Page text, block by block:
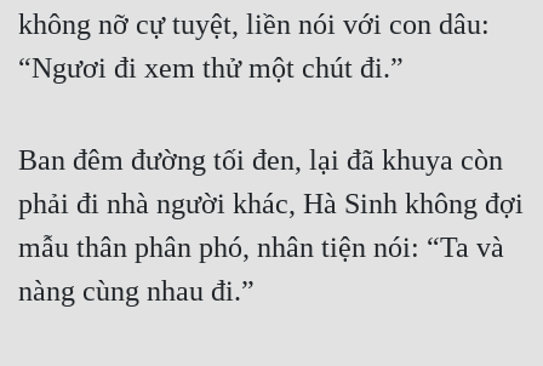
không nỡ cự tuyệt, liền nói với con dâu:
“Ngươi đi xem thử một chút đi.”
Ban đêm đường tối đen, lại đã khuya còn
phải đi nhà người khác, Hà Sinh không đợi
mẫu thân phân phó, nhân tiện nói: “Ta và
nàng cùng nhau đi.”